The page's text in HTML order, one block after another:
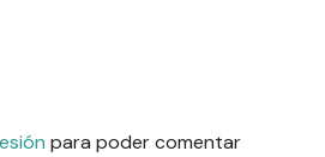
para poder comentar